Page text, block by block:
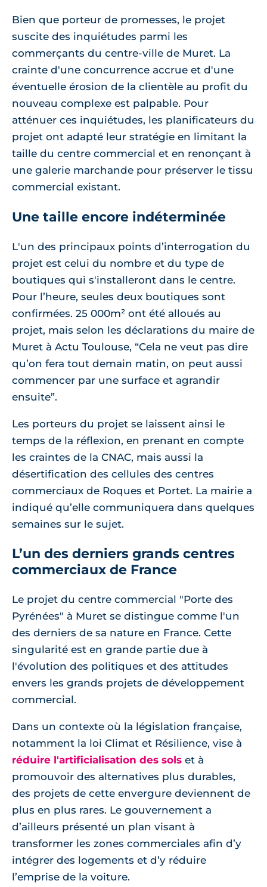
Bien que porteur de promesses, le projet
suscite des inquiétudes parmi les
commerçants du centre-ville de Muret. La
crainte d'une concurrence accrue et d'une
éventuelle érosion de la clientèle au profit du
nouveau complexe est palpable. Pour
atténuer ces inquiétudes, les planificateurs du
projet ont adapté leur stratégie en limitant la
taille du centre commercial et en renonçant à
une galerie marchande pour préserver le tissu
commercial existant.
Une taille encore indéterminée
L'un des principaux points d’interrogation du
projet est celui du nombre et du type de
boutiques qui s'installeront dans le centre.
Pour l’heure, seules deux boutiques sont
confirmées. 25 000m² ont été alloués au
projet, mais selon les déclarations du maire de
Muret à Actu Toulouse, “Cela ne veut pas dire
qu’on fera tout demain matin, on peut aussi
commencer par une surface et agrandir
ensuite”.
Les porteurs du projet se laissent ainsi le
temps de la réflexion, en prenant en compte
les craintes de la CNAC, mais aussi la
désertification des cellules des centres
commerciaux de Roques et Portet. La mairie a
indiqué qu’elle communiquera dans quelques
semaines sur le sujet.
L’un des derniers grands centres
commerciaux de France
Le projet du centre commercial "Porte des
Pyrénées" à Muret se distingue comme l'un
des derniers de sa nature en France. Cette
singularité est en grande partie due à
l'évolution des politiques et des attitudes
envers les grands projets de développement
commercial.
Dans un contexte où la législation française,
notamment la loi Climat et Résilience, vise à
réduire l'artificialisation des sols et à
promouvoir des alternatives plus durables,
des projets de cette envergure deviennent de
plus en plus rares. Le gouvernement a
d’ailleurs présenté un plan visant à
transformer les zones commerciales afin d’y
intégrer des logements et d’y réduire
l’emprise de la voiture.